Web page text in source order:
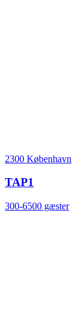
2300 København
TAP1
300-6500 gæster